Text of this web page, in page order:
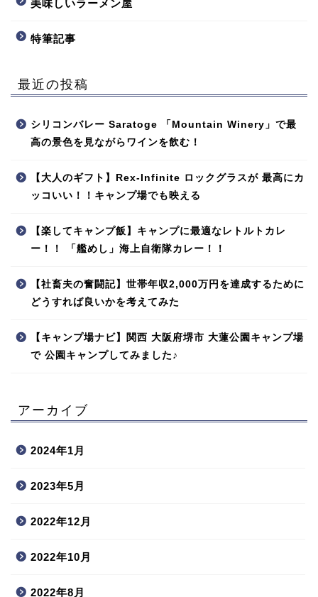
美味しいラーメン屋
特筆記事
最近の投稿
シリコンバレー Saratoge 「Mountain Winery」で最
高の景色を見ながらワインを飲む！
【大人のギフト】Rex-Infinite ロックグラスが 最高にカ
ッコいい！！キャンプ場でも映える
【楽してキャンプ飯】キャンプに最適なレトルトカレ
ー！！ 「艦めし」海上自衛隊カレー！！
【社畜夫の奮闘記】世帯年収2,000万円を達成するために
どうすれば良いかを考えてみた
【キャンプ場ナビ】関西 大阪府堺市 大蓮公園キャンプ場
で 公園キャンプしてみました♪
アーカイブ
2024年1月
2023年5月
2022年12月
2022年10月
2022年8月